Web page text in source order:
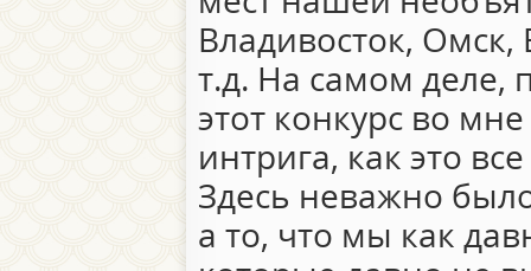
Владивосток, Омск,
т.д. На самом деле,
этот конкурс во
интрига, как это
Здесь неважно
а то, что мы как